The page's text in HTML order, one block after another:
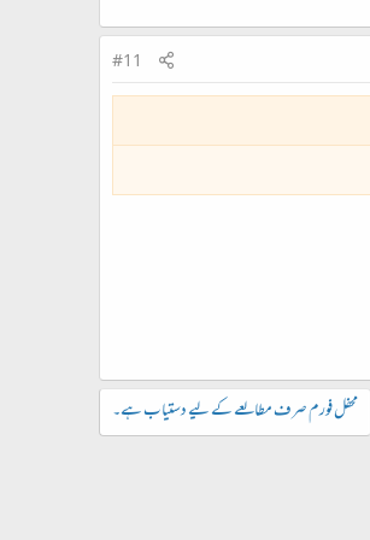
#11
محفل فورم صرف مطالعے کے لیے دستیاب ہے۔